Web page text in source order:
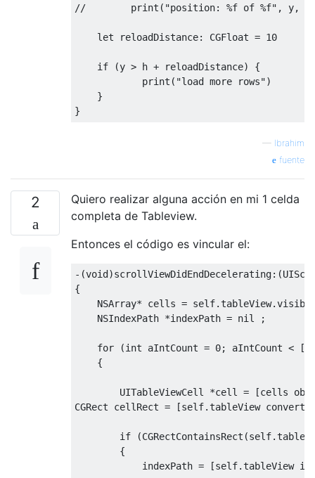
//        print("position: %f of %f", y,
let reloadDistance: CGFloat = 10
if (y > h + reloadDistance)
{
print ( "load more rows")
}
}
— Ibrahim
fuente
2
Quiero realizar alguna acción en mi 1 celda
completa de Tableview.
Entonces el código es vincular el:
-(void)scrollViewDidEndDecelerating:(
{
NSArray* cells = self.tableView.
NSIndexPath *indexPath = nil ;
for (int aIntCount = 0; aIntCount < [
{
UITableViewCell *cell = [cells
CGRect cellRect = [self.tableView
if (CGRectContainsRect (self.
{
            indexPath
= [self.tableView